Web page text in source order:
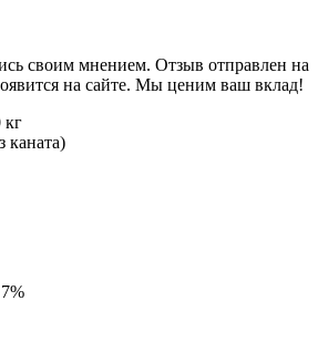
своим мнением. Отзыв отправлен на
на сайте. Мы ценим ваш вклад!
кг
каната)